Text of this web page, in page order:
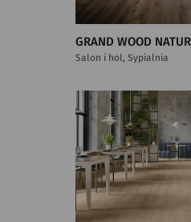
GRAND WOOD
Salon i hol, Sypialnia